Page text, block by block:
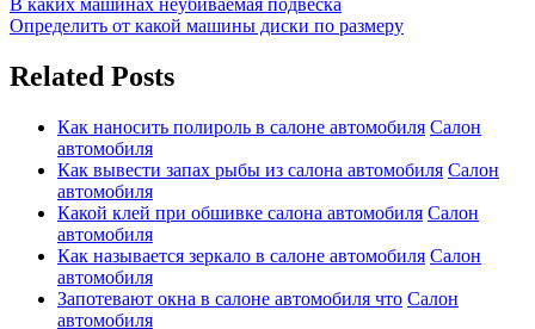
Навигация
по
записям
Post:
В каких машинах неубиваемая подвеска
Next
Определить от какой машины диски по размеру
Related Posts
Как наносить полироль в салоне автомобиля Салон
автомобиля
Как вывести запах рыбы из салона автомобиля Салон
автомобиля
Какой клей при обшивке салона автомобиля Салон
автомобиля
Как называется зеркало в салоне автомобиля Салон
автомобиля
Запотевают окна в салоне автомобиля что Салон
автомобиля